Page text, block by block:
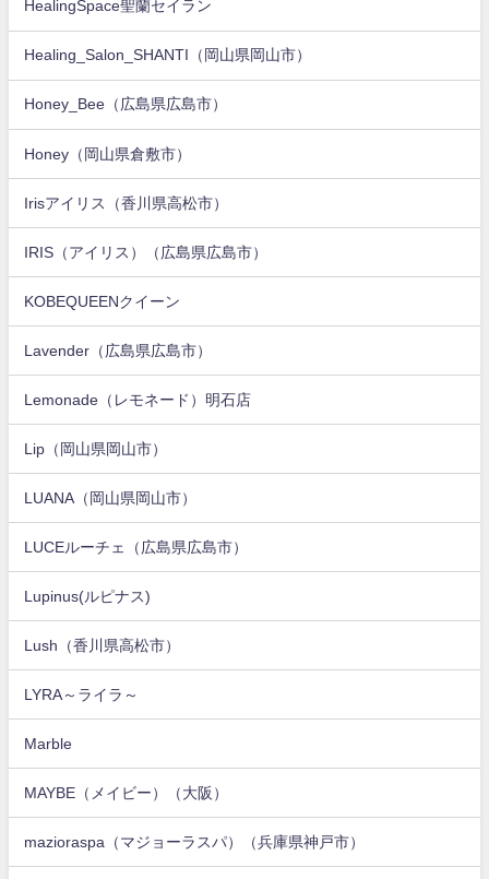
HealingSpace聖蘭セイラン
Healing_Salon_SHANTI（岡山県岡山市）
Honey_Bee（広島県広島市）
Honey（岡山県倉敷市）
Irisアイリス（香川県高松市）
IRIS（アイリス）（広島県広島市）
KOBEQUEENクイーン
Lavender（広島県広島市）
Lemonade（レモネード）明石店
Lip（岡山県岡山市）
LUANA（岡山県岡山市）
LUCEルーチェ（広島県広島市）
Lupinus(ルピナス)
Lush（香川県高松市）
LYRA～ライラ～
Marble
MAYBE（メイビー）（大阪）
mazioraspa（マジョーラスパ）（兵庫県神戸市）